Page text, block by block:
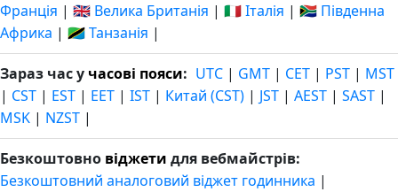
Франція | 🇬🇧 Велика Британія | 🇮🇹 Італія | 🇿🇦 Південна
Африка | 🇹🇿 Танзанія |
Зараз час у часові пояси: UTC | GMT | CET | PST | MST
| CST | EST | EET | IST | Китай (CST) | JST | AEST | SAST |
MSK | NZST |
Безкоштовно віджети для вебмайстрів:
Безкоштовний аналоговий віджет годинника |